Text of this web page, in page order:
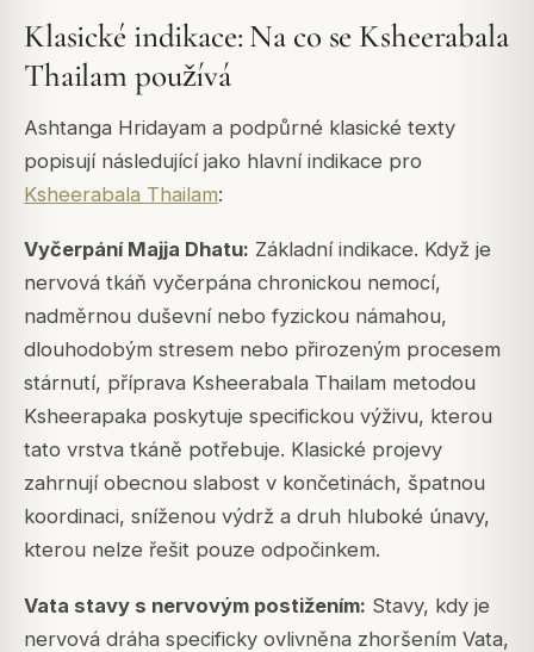
Klasické indikace: Na co se Ksheerabala
Thailam používá
Ashtanga Hridayam a podpůrné klasické texty
popisují následující jako hlavní indikace pro
Ksheerabala Thailam:
Vyčerpání Majja Dhatu: Základní indikace. Když je
nervová tkáň vyčerpána chronickou nemocí,
nadměrnou duševní nebo fyzickou námahou,
dlouhodobým stresem nebo přirozeným procesem
stárnutí, příprava Ksheerabala Thailam metodou
Ksheerapaka poskytuje specifickou výživu, kterou
tato vrstva tkáně potřebuje. Klasické projevy
zahrnují obecnou slabost v končetinách, špatnou
koordinaci, sníženou výdrž a druh hluboké únavy,
kterou nelze řešit pouze odpočinkem.
Vata stavy s nervovým postižením: Stavy, kdy je
nervová dráha specificky ovlivněna zhoršením Vata,